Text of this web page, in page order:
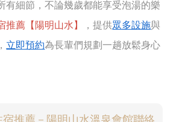
有細節，不論幾歲都能享受泡湯的樂
推薦【陽明山水】 ，提供眾多設施與
立即預約為長輩們規劃一趟放鬆身心